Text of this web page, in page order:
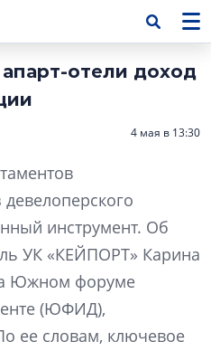
отели доход
4 мая в 13:30
инструмент. Об
УК «КЕЙПОРТ» Карина
Южном форуме
(ЮФИД),
ее словам, ключевое